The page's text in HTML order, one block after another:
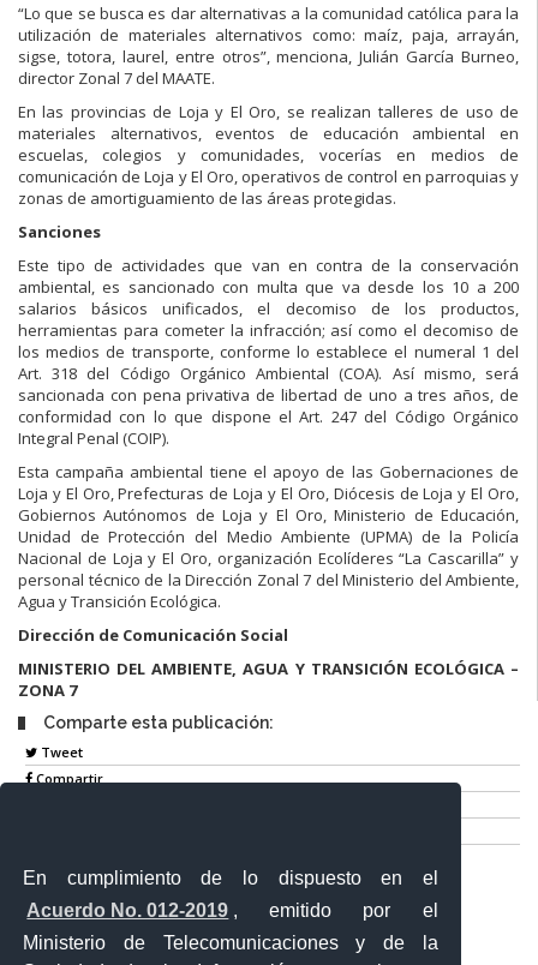
En cumplimiento de lo dispuesto en el
Acuerdo No. 012-2019 , emitido por el
Ministerio de Telecomunicaciones y de la
“Lo que se busca es dar alternativas a la comunidad católica para la
utilización de materiales alternativos como: maíz, paja, arrayán,
sigse, totora, laurel, entre otros”, menciona, Julián García Burneo,
director Zonal 7 del MAATE.
En las provincias de Loja y El Oro, se realizan talleres de uso de
materiales alternativos, eventos de educación ambiental en
escuelas, colegios y comunidades, vocerías en medios de
comunicación de Loja y El Oro, operativos de control en parroquias y
zonas de amortiguamiento de las áreas protegidas.
Sanciones
Este tipo de actividades que van en contra de la conservación
ambiental, es sancionado con multa que va desde los 10 a 200
salarios básicos unificados, el decomiso de los productos,
herramientas para cometer la infracción; así como el decomiso de
los medios de transporte, conforme lo establece el numeral 1 del
Art. 318 del Código Orgánico Ambiental (COA). Así mismo, será
sancionada con pena privativa de libertad de uno a tres años, de
conformidad con lo que dispone el Art. 247 del Código Orgánico
Integral Penal (COIP).
Esta campaña ambiental tiene el apoyo de las Gobernaciones de
Loja y El Oro, Prefecturas de Loja y El Oro, Diócesis de Loja y El Oro,
Gobiernos Autónomos de Loja y El Oro, Ministerio de Educación,
Unidad de Protección del Medio Ambiente (UPMA) de la Policía
Nacional de Loja y El Oro, organización Ecolíderes “La Cascarilla” y
personal técnico de la Dirección Zonal 7 del Ministerio del Ambiente,
Agua y Transición Ecológica.
Dirección de Comunicación Social
MINISTERIO DEL AMBIENTE, AGUA Y TRANSICIÓN ECOLÓGICA –
ZONA 7
Comparte esta publicación:
Tweet
Compartir
Entérate